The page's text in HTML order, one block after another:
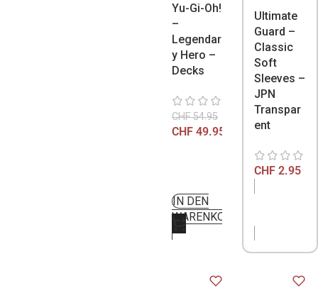
Yu-Gi-Oh!
–
Legendar
y Hero –
Decks
CHF54.95
CHF 49.95
IN DEN
WARENKORB
Ultimate
Guard –
Classic
Soft
Sleeves –
JPN
Transpar
ent
CHF 2.95